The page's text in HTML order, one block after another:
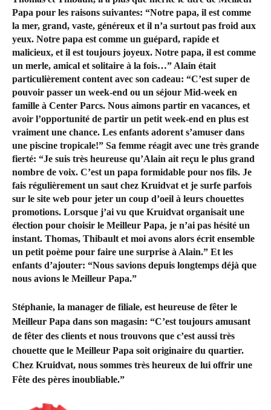
Papa pour les raisons suivantes: “Notre papa, il est comme
la mer, grand, vaste, généreux et il n’a surtout pas froid aux
yeux. Notre papa est comme un guépard, rapide et
malicieux, et il est toujours joyeux. Notre papa, il est comme
un merle, amical et solitaire à la fois…” Alain était
particulièrement content avec son cadeau: “C’est super de
pouvoir passer un week-end ou un séjour Mid-week en
famille à Center Parcs. Nous aimons partir en vacances, et
avoir l’opportunité de partir un petit week-end en plus est
vraiment une chance. Les enfants adorent s’amuser dans
une piscine tropicale!” Sa femme réagit avec une très grande
fierté: “Je suis très heureuse qu’Alain ait reçu le plus grand
nombre de voix. C’est un papa formidable pour nos fils. Je
fais régulièrement un saut chez Kruidvat et je surfe parfois
sur le site web pour jeter un coup d’oeil à leurs chouettes
promotions. Lorsque j’ai vu que Kruidvat organisait une
élection pour choisir le Meilleur Papa, je n’ai pas hésité un
instant. Thomas, Thibault et moi avons alors écrit ensemble
un petit poème pour faire une surprise à Alain.” Et les
enfants d’ajouter: “Nous savions depuis longtemps déjà que
nous avions le Meilleur Papa.”
Stéphanie, la manager de filiale, est heureuse de fêter le
Meilleur Papa dans son magasin: “C’est toujours amusant
de fêter des clients et nous trouvons que c’est aussi très
chouette que le Meilleur Papa soit originaire du quartier.
Chez Kruidvat, nous sommes très heureux de lui offrir une
Fête des pères inoubliable.”